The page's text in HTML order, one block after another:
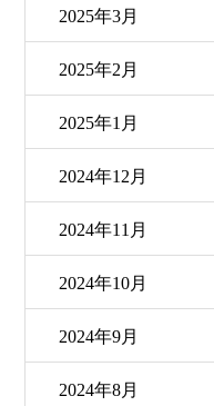
2025年3月
2025年2月
2025年1月
2024年12月
2024年11月
2024年10月
2024年9月
2024年8月